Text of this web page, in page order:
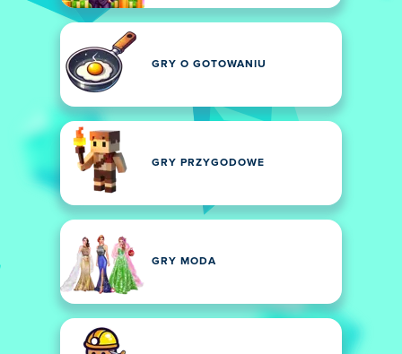
GRY O GOTOWANIU
GRY PRZYGODOWE
GRY MODA